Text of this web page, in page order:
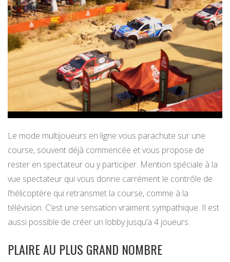
Le mode multijoueurs en ligne vous parachute sur une
course, souvent déjà commencée et vous propose de
rester en spectateur ou y participer. Mention spéciale à la
vue spectateur qui vous donne carrément le contrôle de
l’hélicoptère qui retransmet la course, comme à la
télévision. C’est une sensation vraiment sympathique. Il est
aussi possible de créer un lobby jusqu’a 4 joueurs.
PLAIRE AU PLUS GRAND NOMBRE